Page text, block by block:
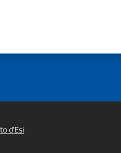
d'Esi